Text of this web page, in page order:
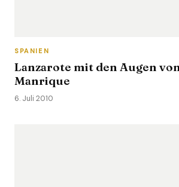
SPANIEN
Lanzarote mit den Augen
Manrique
6. Juli 2010